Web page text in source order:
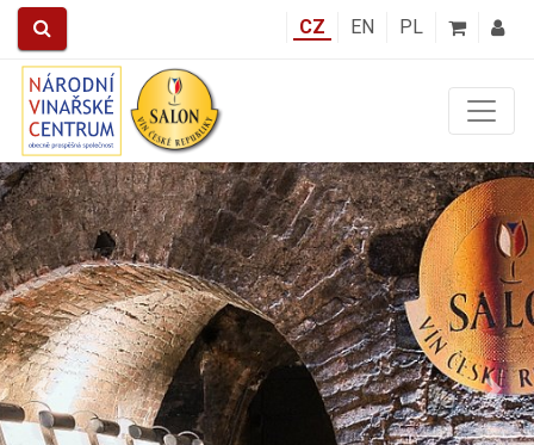
CZ EN PL
Předchozí Další